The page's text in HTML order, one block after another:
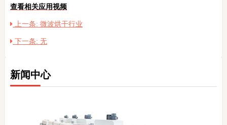
查看相关应用视频
上一条: 微波烘干行业
下一条: 无
新闻中心